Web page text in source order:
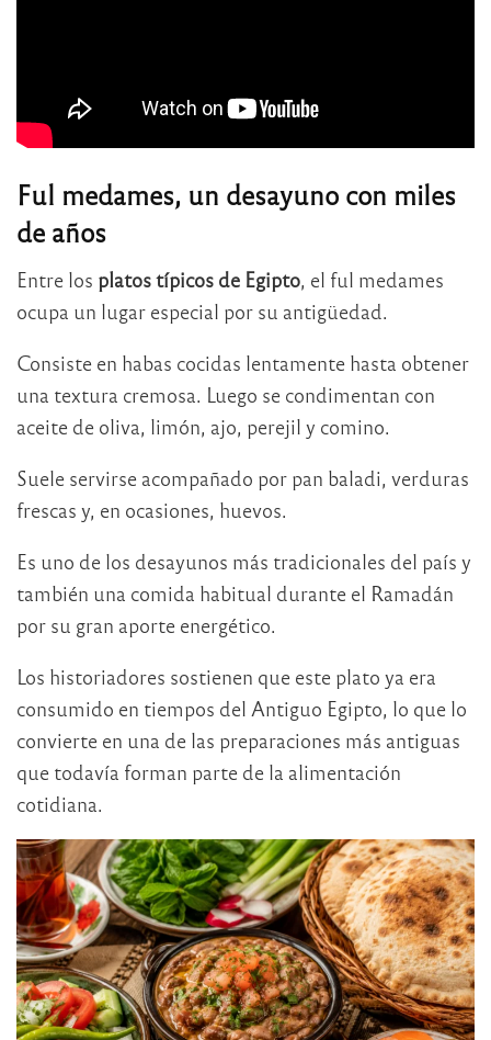
Ful medames, un desayuno con miles
de años
Entre los platos típicos de Egipto, el ful medames
ocupa un lugar especial por su antigüedad.
Consiste en habas cocidas lentamente hasta obtener
una textura cremosa. Luego se condimentan con
aceite de oliva, limón, ajo, perejil y comino.
Suele servirse acompañado por pan baladi, verduras
frescas y, en ocasiones, huevos.
Es uno de los desayunos más tradicionales del país y
también una comida habitual durante el Ramadán
por su gran aporte energético.
Los historiadores sostienen que este plato ya era
consumido en tiempos del Antiguo Egipto, lo que lo
convierte en una de las preparaciones más antiguas
que todavía forman parte de la alimentación
cotidiana.